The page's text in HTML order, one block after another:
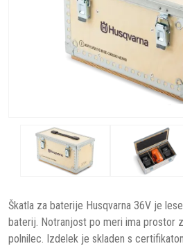
Škatla za baterije Husqvarna 36V je
baterij. Notranjost po meri ima prostor
polnilec. Izdelek je skladen s